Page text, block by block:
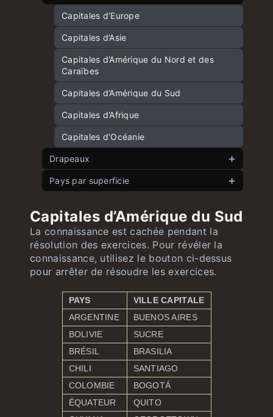
Capitales d’Europe
Capitales d’Asie
Capitales d’Amérique du Nord et des
Caraïbes
Capitales d’Amérique du Sud
Capitales d’Afrique
Capitales d’Océanie
Drapeaux
Drapeaux européens
Drapeaux africains
Drapeaux nord-américains et caribéens
Drapeaux sud-américains
Drapeaux océaniens
Pays par superficie
Pays asiatiques par superficie
Pays américains par superficie
Pays africains par superficie
Pays océaniens par superficie
Capitales d’Amérique du Sud
La connaissance est cachée pendant la
résolution des exercices. Pour révéler la
connaissance, utilisez le bouton ci-dessus
pour arrêter de résoudre les exercices.
PAYS
VILLE CAPITALE
ARGENTINE
BUENOS AIRES
BOLIVIE
SUCRE
BRÉSIL
BRASILIA
CHILI
SANTIAGO
COLOMBIE
BOGOTÁ
ÉQUATEUR
QUITO